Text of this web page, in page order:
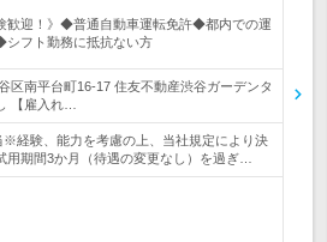
歓迎！》◆普通自動車運転免許◆都内での運
フト勤務に抵抗ない方
区南平台町16-17 住友不動産渋谷ガーデンタ
【雇入れ…
※経験、能力を考慮の上、当社規定により決
期間3か月（待遇の変更なし）を過ぎ…